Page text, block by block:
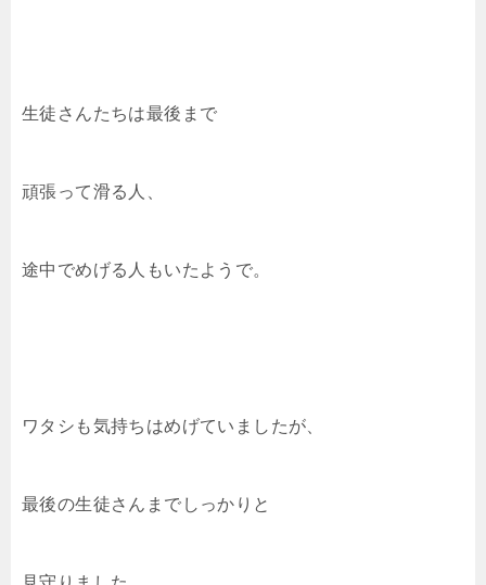
生徒さんたちは最後まで
頑張って滑る人、
途中でめげる人もいたようで。
ワタシも気持ちはめげていましたが、
最後の生徒さんまでしっかりと